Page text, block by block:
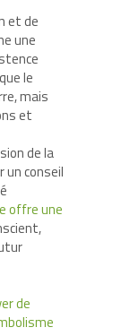
et de
une
le
mais
et
de la
un conseil
offre une
de